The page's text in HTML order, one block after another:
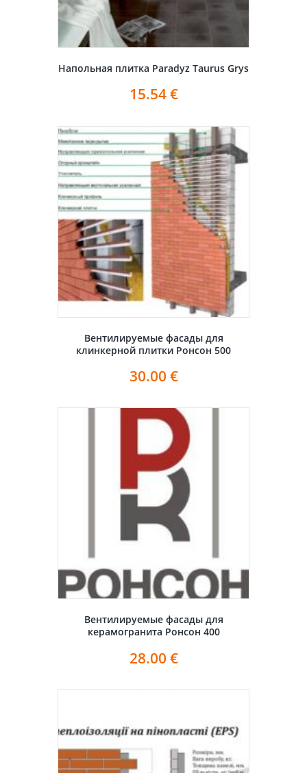
Напольная плитка Paradyz Taurus Grys
15.54€
Вентилируемые фасады для
клинкерной плитки Ронсон 500
30.00 €
Вентилируемые фасады для
керамогранита Ронсон 400
28.00 €